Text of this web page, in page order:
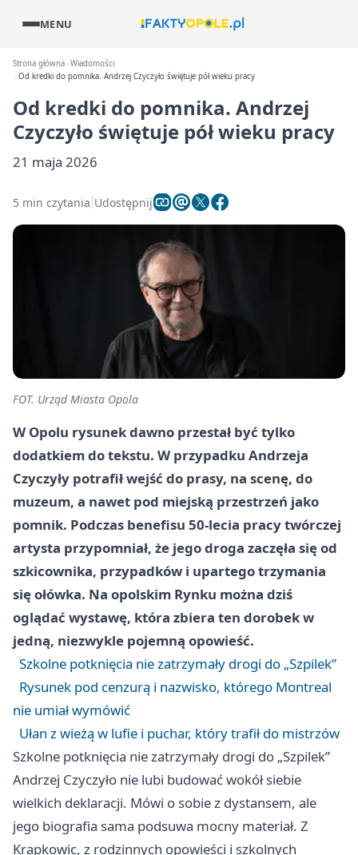
MENU
Strona główna Wiadomości
Od kredki do pomnika. Andrzej Czyczyło świętuje pół wieku pracy
Od kredki do pomnika. Andrzej
Czyczyło świętuje pół wieku pracy
21 maja 2026
5 min czytania Udostępnij
FOT. Urząd Miasta Opola
W Opolu rysunek dawno przestał być tylko
dodatkiem do tekstu. W przypadku Andrzeja
Czyczyły potrafił wejść do prasy, na scenę, do
muzeum, a nawet pod miejską przestrzeń jako
pomnik. Podczas benefisu 50-lecia pracy twórczej
artysta przypomniał, że jego droga zaczęła się od
szkicownika, przypadków i upartego trzymania
się ołówka. Na opolskim Rynku można dziś
oglądać wystawę, która zbiera ten dorobek w
jedną, niezwykle pojemną opowieść.
Szkolne potknięcia nie zatrzymały drogi do „Szpilek”
Rysunek pod cenzurą i nazwisko, którego Montreal
nie umiał wymówić
Ułan z wieżą w lufie i puchar, który trafił do mistrzów
Szkolne potknięcia nie zatrzymały drogi do „Szpilek”
Andrzej Czyczyło nie lubi budować wokół siebie
wielkich deklaracji. Mówi o sobie z dystansem, ale
jego biografia sama podsuwa mocny materiał. Z
Krapkowic, z rodzinnych opowieści i szkolnych